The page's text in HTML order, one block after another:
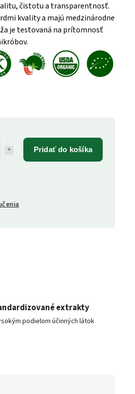
Pridať do košíka
čistotu a transparentnosť.
kvality a majú medzinárodne
je testovaná na prítomnosť
extrakty
podielom účinných látok